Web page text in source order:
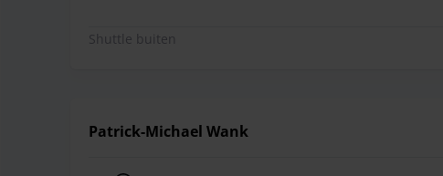
Shuttle buiten
Patrick-Michael Wank